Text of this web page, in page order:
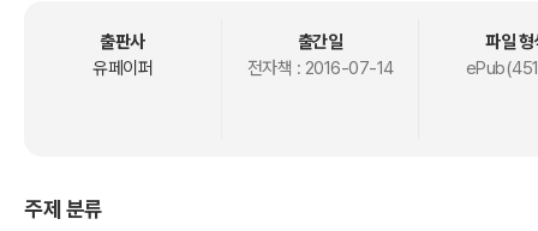
란·이라크 전쟁 9) 미국과 리비아의 분쟁 10) 인도·파키스탄 분쟁 11)
스리랑카 인종분쟁 12) 보스니아 내전종식 13) 체첸사태 5. 아프리카
응과 대립 또는 우호와 적대의 기본관계로 분류된다. 그중 대립은 경쟁
출판사
유페이퍼
출간일
전자책 : 2016-07-14
파일 형
주제 분류